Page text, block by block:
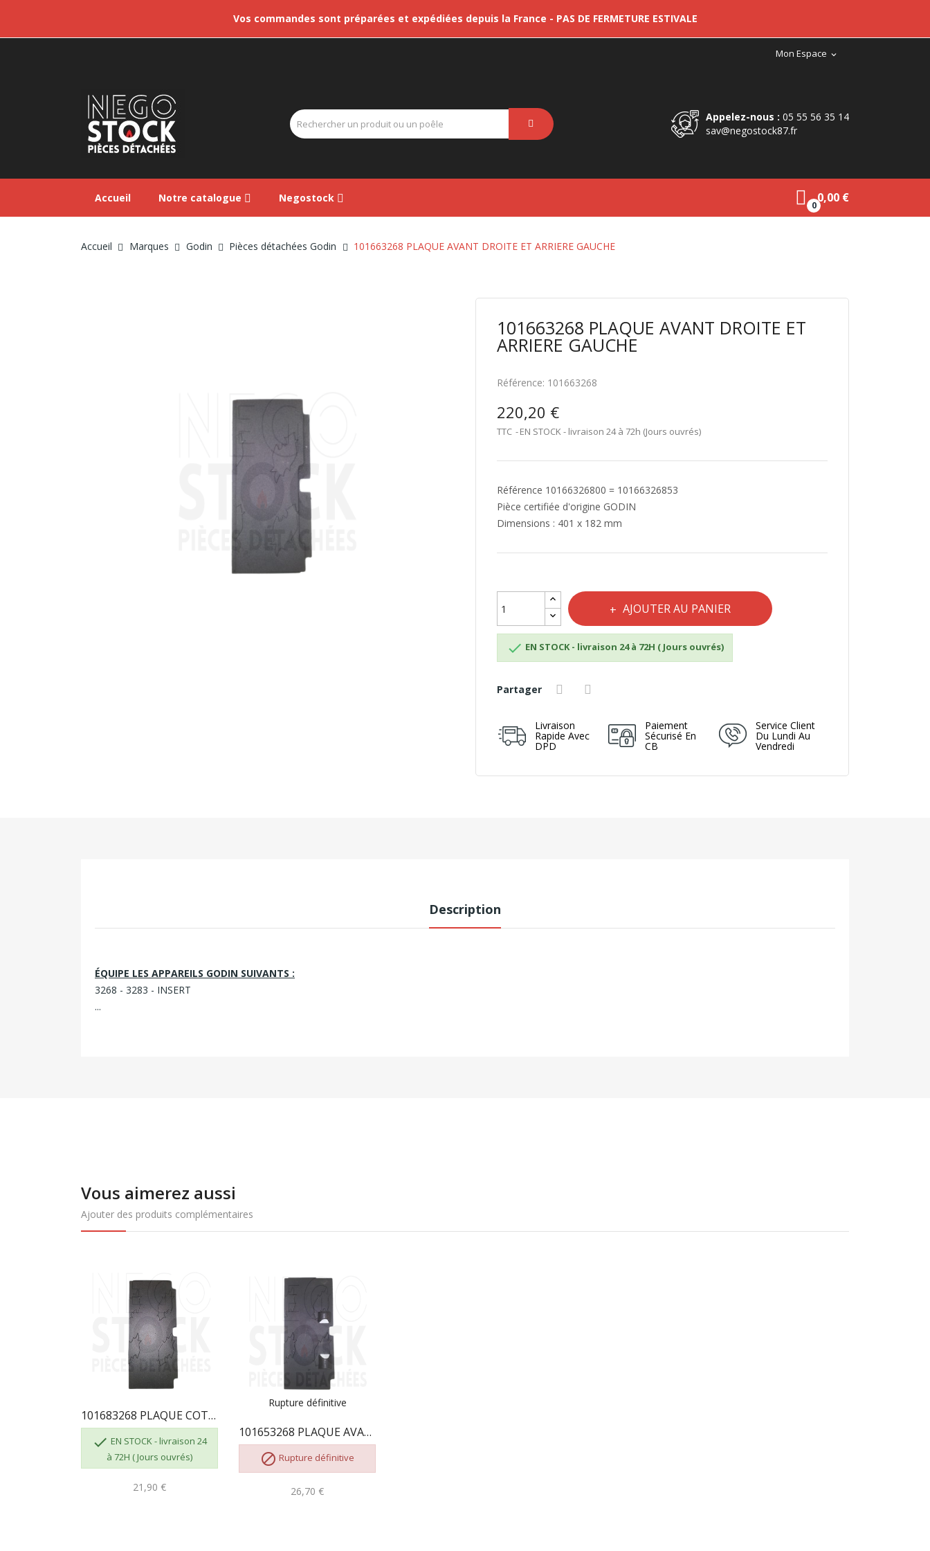
Vos commandes sont préparées et expédiées depuis la France - PAS DE FERMETURE ESTIVALE
Mon Espace expand_more
0
0,00 €
Appelez-nous : 05 55 56 35 14
sav@negostock87.fr
Accueil Notre catalogue Negostock
Accueil Marques Godin Pièces détachées Godin 101663268 PLAQUE AVANT DROITE ET ARRIERE GAUCHE
101663268 PLAQUE AVANT DROITE ET
ARRIERE GAUCHE
Référence: 101663268
220,20 €
TTC EN STOCK - livraison 24 à 72h (Jours ouvrés)
Référence 10166326800 = 10166326853
Pièce certifiée d'origine GODIN
Dimensions : 401 x 182 mm
AJOUTER AU PANIER
 EN STOCK - livraison 24 à 72H ( Jours ouvrés)
Partager
Livraison
Rapide Avec
DPD
Paiement
Sécurisé En
CB
Service Client
Du Lundi Au
Vendredi
Description
ÉQUIPE LES APPAREILS GODIN SUIVANTS :
3268 - 3283 - INSERT
...
Vous aimerez aussi
Ajouter des produits complémentaires
101683268 PLAQUE COTÉ DROIT ARRIERE
 EN STOCK - livraison 24
à 72H ( Jours ouvrés)
21,90 €
Rupture définitive
101653268 PLAQUE AVANT GAUCHE
 Rupture définitive
26,70 €